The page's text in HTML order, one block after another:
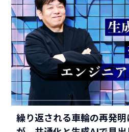
繰り返される車輪の再発